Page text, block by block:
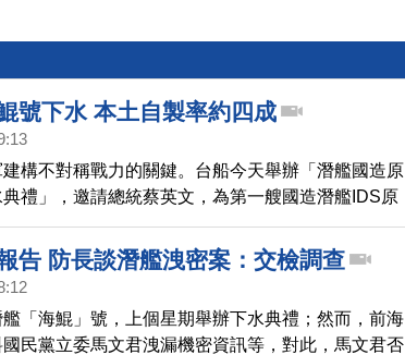
號下水 本土自製率約四成
構不對稱戰力的關鍵。台船今天舉辦「潛艦國造原
禮」，邀請總統蔡英文，為第一艘國造潛艦IDS原
式命名並擲瓶。
告 防長談潛艦洩密案：交檢調查
「海鯤」號，上個星期舉辦下水典禮；然而，前海
民黨立委馬文君洩漏機密資訊等，對此，馬文君否